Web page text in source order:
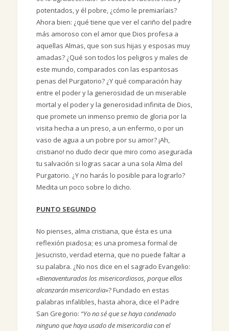
potentados, y él pobre, ¿cómo le premiaríais?
Ahora bien: ¿qué tiene que ver el cariño del padre
más amoroso con el amor que Dios profesa a
aquellas Almas, que son sus hijas y esposas muy
amadas? ¿Qué son todos los peligros y males de
este mundo, comparados con las espantosas
penas del Purgatorio? ¿Y qué comparación hay
entre el poder y la generosidad de un miserable
mortal y el poder y la generosidad infinita de Dios,
que promete un inmenso premio de gloria por la
visita hecha a un preso, a un enfermo, o por un
vaso de agua a un pobre por su amor? ¡Ah,
cristiano! no dudo decir que miro como asegurada
tu salvación si logras sacar a una sola Alma del
Purgatorio. ¿Y no harás lo posible para lograrlo?
Medita un poco sobre lo dicho.
PUNTO SEGUNDO
No pienses, alma cristiana, que ésta es una
reflexión piadosa; es una promesa formal de
Jesucristo, verdad eterna, que no puede faltar a
su palabra. ¿No nos dice en el sagrado Evangelio:
«Bienaventurados los misericordiosos, porque ellos
alcanzarán misericordia»? Fundado en estas
palabras infalibles, hasta ahora, dice el Padre
San Gregorio: “Yo no sé que se haya condenado
ninguno que haya usado de misericordia con el